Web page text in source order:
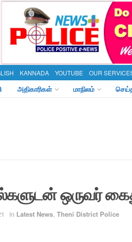
KANNADA YOUTUBE OUR
அதிகாரிகள் மாநிலம்
ஒருவர்
in Latest News, Theni District Police